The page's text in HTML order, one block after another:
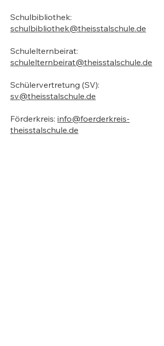
Schulbibliothek:
schulbibliothek@theisstalschule.de
Schulelternbeirat:
schulelternbeirat@theisstalschule.de
Schülervertretung (SV):
sv@theisstalschule.de
Förderkreis: info@foerderkreis-
theisstalschule.de